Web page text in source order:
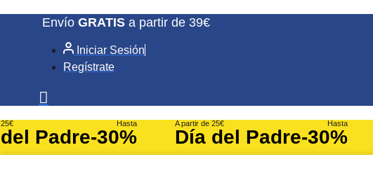
Envío GRATIS a partir de 39€
Iniciar Sesión
Regístrate
Padre
Hasta
-30%
A partir de 25€
Día del Padre
Hasta
-30%